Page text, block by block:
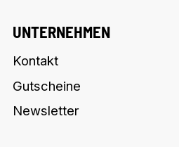
UNTERNEHMEN
Kontakt
Gutscheine
Newsletter